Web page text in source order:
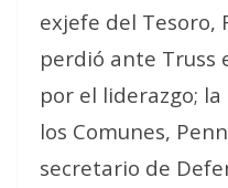
exjefe del Tesoro,
perdió ante Truss
por el liderazgo;
los Comunes,
secretario de